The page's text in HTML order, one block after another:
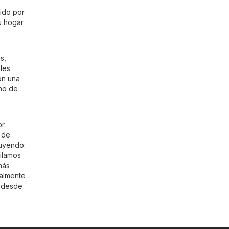
por
hogar
una
de